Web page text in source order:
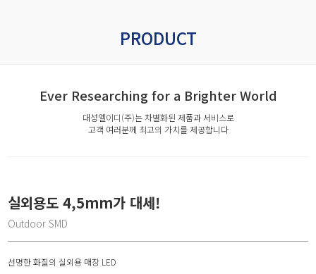
PRODUCT
Ever Researching for a Brighter World
대성엘이디(주)는 차별화된 제품과 서비스로
고객 여러분께 최고의 가치를 제공합니다
실외용도 4,5mm가 대세!
Outdoor SMD
선명한 화질의 실외용 매장 LED